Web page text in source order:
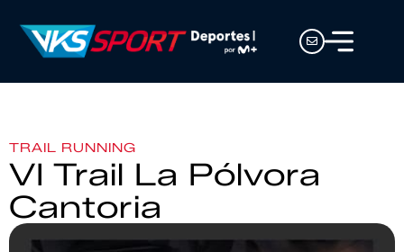
TRAIL RUNNING
VI Trail La Pólvora
Cantoria